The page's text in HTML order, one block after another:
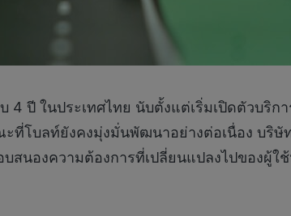
ปี ในประเทศไทย นับตั้งแต่เริ่มเปิดตัวบริก
ที่โบลท์ยังคงมุ่งมั่นพัฒนาอย่างต่อเนื่อง บริ
สนองความต้องการที่เปลี่ยนแปลงไปของผู้ใ